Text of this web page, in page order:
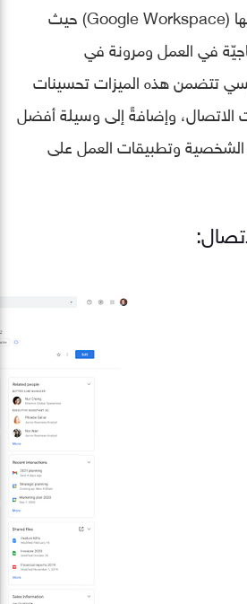
مساحة العمل الخاصّة بها (Google Workspace) حيث
في العمل ومرونة في
تتضمن هذه الميزات تحسينات
وإضافةً إلى وسيلة أفضل
وتطبيقات العمل على